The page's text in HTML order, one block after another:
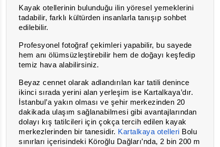
Kayak otellerinin bulunduğu ilin yöresel yemeklerini
tadabilir, farklı kültürden insanlarla tanışıp sohbet
edilebilir.
Profesyonel fotoğraf çekimleri yapabilir, bu sayede
hem anı ölümsüzleştirebilir hem de doğayı keşfedip
temiz hava alabilirsiniz.
Beyaz cennet olarak adlandırılan kar tatili denince
ikinci sırada yerini alan yerleşim ise Kartalkaya’dır.
İstanbul’a yakın olması ve şehir merkezinden 20
dakikada ulaşım sağlanabilmesi gibi avantajlarından
dolayı kış tatilcileri için çokça tercih edilen kayak
merkezlerinden bir tanesidir. Kartalkaya otelleri Bolu
sınırları içerisindeki Köroğlu Dağları’nda, 2 bin 200 m